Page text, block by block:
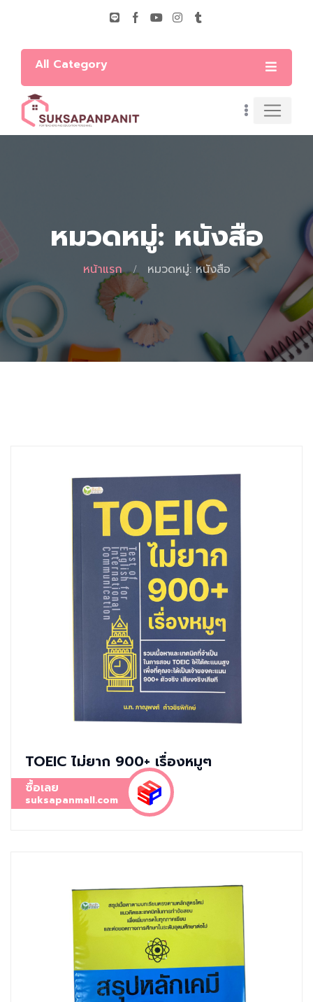
All Category
หมวดหมู่: หนังสือ
หน้าแรก หมวดหมู่: หนังสือ
TOEIC ไม่ยาก 900+ เรื่องหมูๆ
ซื้อเลย
suksapanmall.com